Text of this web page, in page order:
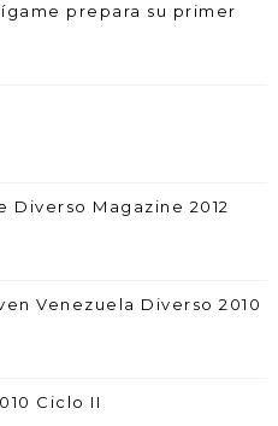
prepara su primer
Diverso Magazine 2012
Venezuela Diverso 2010
Ciclo II